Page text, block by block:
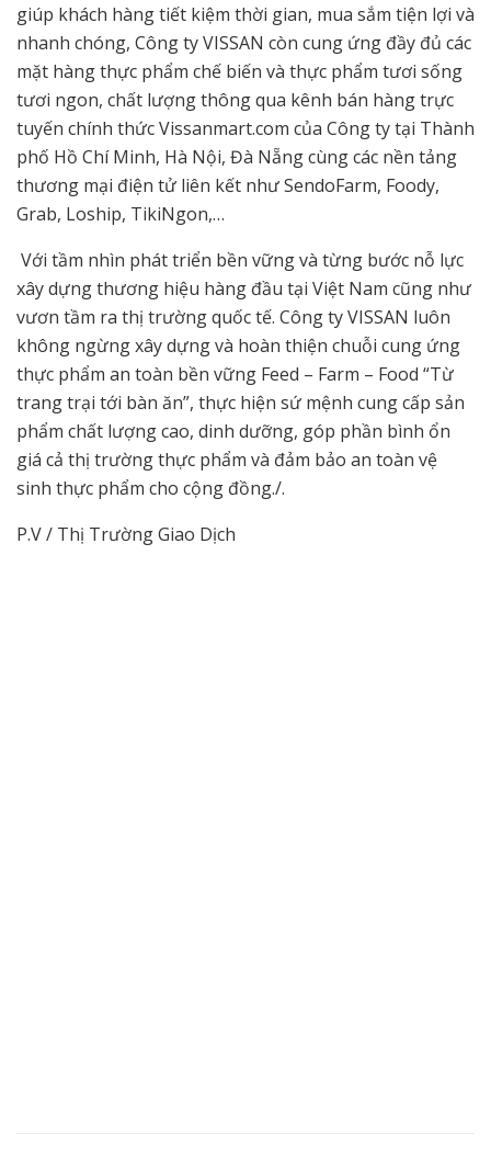
giúp khách hàng tiết kiệm thời gian, mua sắm tiện lợi và
nhanh chóng, Công ty VISSAN còn cung ứng đầy đủ các
mặt hàng thực phẩm chế biến và thực phẩm tươi sống
tươi ngon, chất lượng thông qua kênh bán hàng trực
tuyến chính thức Vissanmart.com của Công ty tại Thành
phố Hồ Chí Minh, Hà Nội, Đà Nẵng cùng các nền tảng
thương mại điện tử liên kết như SendoFarm, Foody,
Grab, Loship, TikiNgon,…
Với tầm nhìn phát triển bền vững và từng bước nỗ lực
xây dựng thương hiệu hàng đầu tại Việt Nam cũng như
vươn tầm ra thị trường quốc tế. Công ty VISSAN luôn
không ngừng xây dựng và hoàn thiện chuỗi cung ứng
thực phẩm an toàn bền vững Feed – Farm – Food “Từ
trang trại tới bàn ăn”, thực hiện sứ mệnh cung cấp sản
phẩm chất lượng cao, dinh dưỡng, góp phần bình ổn
giá cả thị trường thực phẩm và đảm bảo an toàn vệ
sinh thực phẩm cho cộng đồng./.
P.V / Thị Trường Giao Dịch